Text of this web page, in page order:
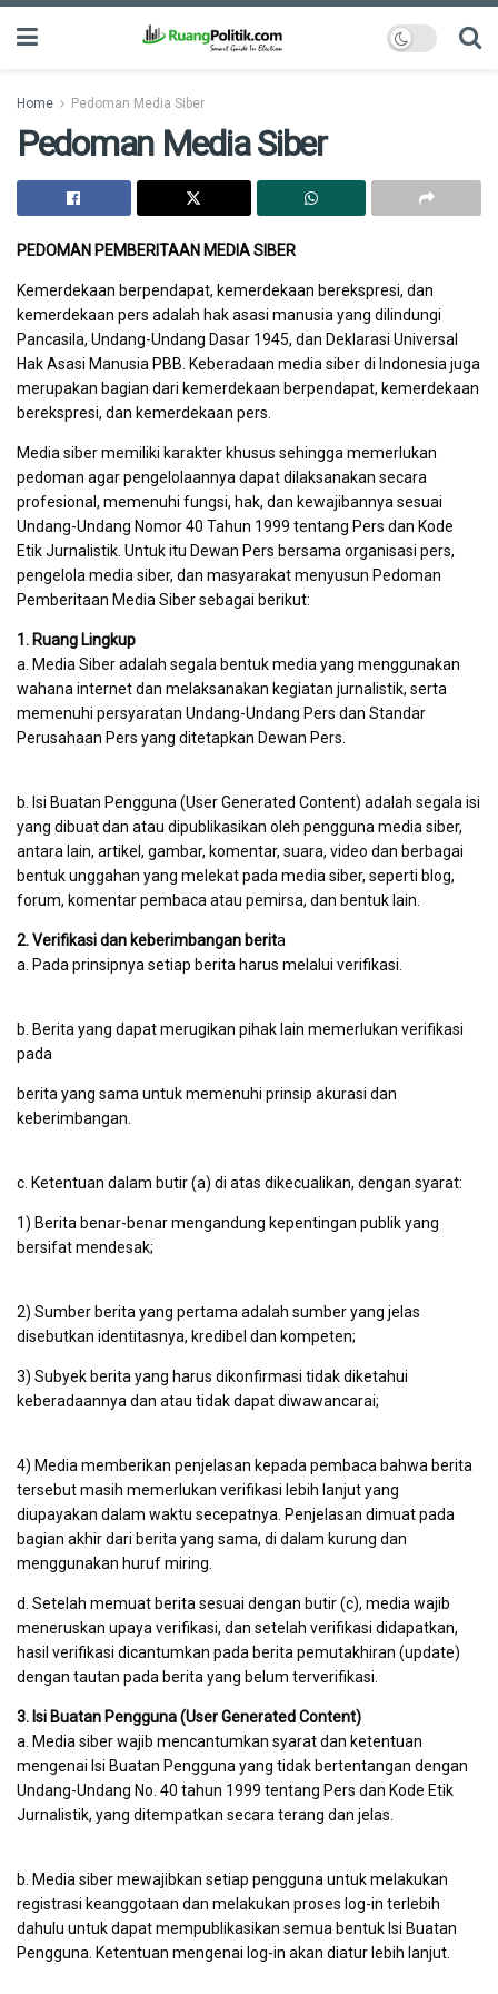
Home Pedoman Media Siber
Pedoman Media Siber
PEDOMAN PEMBERITAAN MEDIA SIBER
Kemerdekaan berpendapat, kemerdekaan berekspresi, dan
kemerdekaan pers adalah hak asasi manusia yang dilindungi
Pancasila, Undang-Undang Dasar 1945, dan Deklarasi Universal
Hak Asasi Manusia PBB. Keberadaan media siber di Indonesia juga
merupakan bagian dari kemerdekaan berpendapat, kemerdekaan
berekspresi, dan kemerdekaan pers.
Media siber memiliki karakter khusus sehingga memerlukan
pedoman agar pengelolaannya dapat dilaksanakan secara
profesional, memenuhi fungsi, hak, dan kewajibannya sesuai
Undang-Undang Nomor 40 Tahun 1999 tentang Pers dan Kode
Etik Jurnalistik. Untuk itu Dewan Pers bersama organisasi pers,
pengelola media siber, dan masyarakat menyusun Pedoman
Pemberitaan Media Siber sebagai berikut:
1. Ruang Lingkup
a. Media Siber adalah segala bentuk media yang menggunakan
wahana internet dan melaksanakan kegiatan jurnalistik, serta
memenuhi persyaratan Undang-Undang Pers dan Standar
Perusahaan Pers yang ditetapkan Dewan Pers.
b. Isi Buatan Pengguna (User Generated Content) adalah segala isi
yang dibuat dan atau dipublikasikan oleh pengguna media siber,
antara lain, artikel, gambar, komentar, suara, video dan berbagai
bentuk unggahan yang melekat pada media siber, seperti blog,
forum, komentar pembaca atau pemirsa, dan bentuk lain.
2. Verifikasi dan keberimbangan berita
a. Pada prinsipnya setiap berita harus melalui verifikasi.
b. Berita yang dapat merugikan pihak lain memerlukan verifikasi
pada
berita yang sama untuk memenuhi prinsip akurasi dan
keberimbangan.
c. Ketentuan dalam butir (a) di atas dikecualikan, dengan syarat:
1) Berita benar-benar mengandung kepentingan publik yang
bersifat mendesak;
2) Sumber berita yang pertama adalah sumber yang jelas
disebutkan identitasnya, kredibel dan kompeten;
3) Subyek berita yang harus dikonfirmasi tidak diketahui
keberadaannya dan atau tidak dapat diwawancarai;
4) Media memberikan penjelasan kepada pembaca bahwa berita
tersebut masih memerlukan verifikasi lebih lanjut yang
diupayakan dalam waktu secepatnya. Penjelasan dimuat pada
bagian akhir dari berita yang sama, di dalam kurung dan
menggunakan huruf miring.
d. Setelah memuat berita sesuai dengan butir (c), media wajib
meneruskan upaya verifikasi, dan setelah verifikasi didapatkan,
hasil verifikasi dicantumkan pada berita pemutakhiran (update)
dengan tautan pada berita yang belum terverifikasi.
3. Isi Buatan Pengguna (User Generated Content)
a. Media siber wajib mencantumkan syarat dan ketentuan
mengenai Isi Buatan Pengguna yang tidak bertentangan dengan
Undang-Undang No. 40 tahun 1999 tentang Pers dan Kode Etik
Jurnalistik, yang ditempatkan secara terang dan jelas.
b. Media siber mewajibkan setiap pengguna untuk melakukan
registrasi keanggotaan dan melakukan proses log-in terlebih
dahulu untuk dapat mempublikasikan semua bentuk Isi Buatan
Pengguna. Ketentuan mengenai log-in akan diatur lebih lanjut.